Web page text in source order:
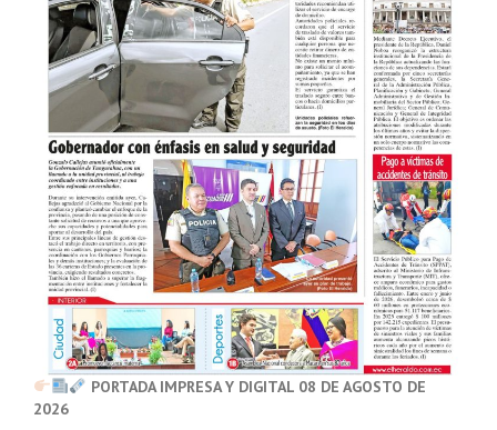
PORTADA IMPRESA Y DIGITAL 08 DE AGOSTO DE
2026